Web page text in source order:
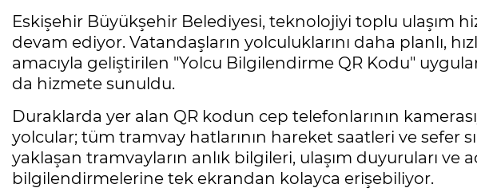
Eskişehir Büyükşehir Belediyesi, teknolojiyi toplu ulaşım
devam ediyor. Vatandaşların yolculuklarını daha planlı,
amacıyla geliştirilen "Yolcu Bilgilendirme QR Kodu"
da hizmete sunuldu.
Duraklarda yer alan QR kodun cep telefonlarının
yolcular; tüm tramvay hatlarının hareket saatleri ve sefer
yaklaşan tramvayların anlık bilgileri, ulaşım duyuruları ve
bilgilendirmelerine tek ekrandan kolayca erişebiliyor.